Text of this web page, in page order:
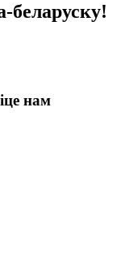
беларуску!
нам